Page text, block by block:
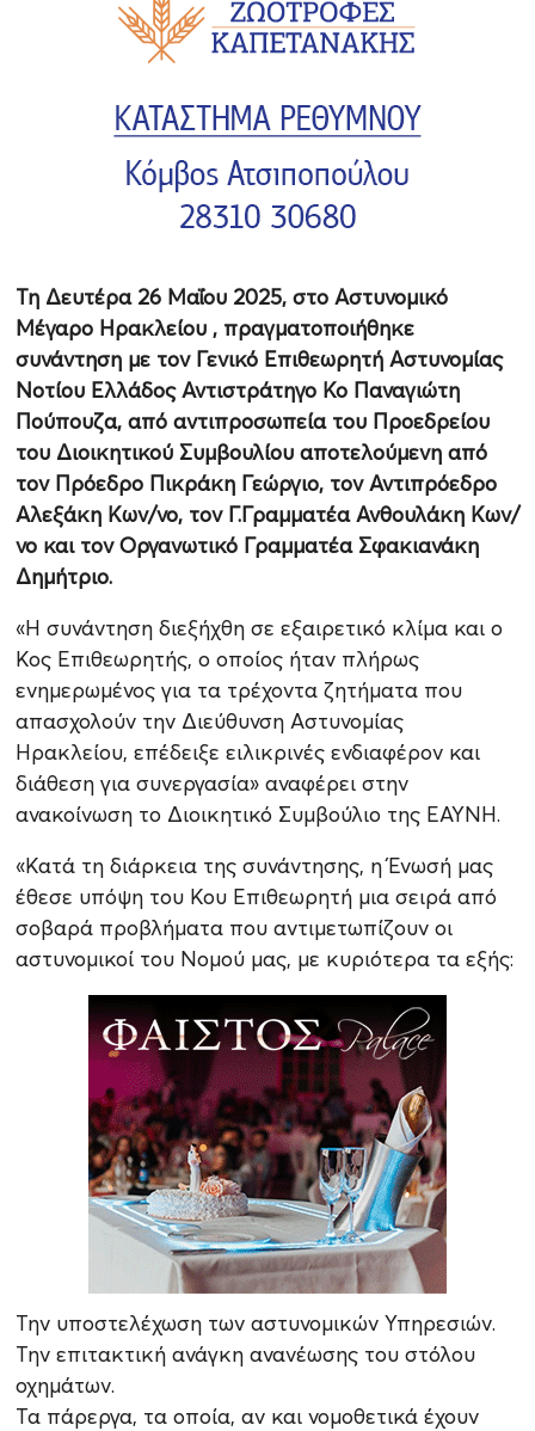
Τη Δευτέρα 26 Μαΐου 2025, στο Αστυνομικό
Μέγαρο Ηρακλείου , πραγματοποιήθηκε
συνάντηση με τον Γενικό Επιθεωρητή Αστυνομίας
Νοτίου Ελλάδος Αντιστράτηγο Κο Παναγιώτη
Πούπουζα, από αντιπροσωπεία του Προεδρείου
του Διοικητικού Συμβουλίου αποτελούμενη από
τον Πρόεδρο Πικράκη Γεώργιο, τον Αντιπρόεδρο
Αλεξάκη Κων/νο, τον Γ.Γραμματέα Ανθουλάκη Κων/
νο και τον Οργανωτικό Γραμματέα Σφακιανάκη
Δημήτριο.
«Η συνάντηση διεξήχθη σε εξαιρετικό κλίμα και ο
Κος Επιθεωρητής, ο οποίος ήταν πλήρως
ενημερωμένος για τα τρέχοντα ζητήματα που
απασχολούν την Διεύθυνση Αστυνομίας
Ηρακλείου, επέδειξε ειλικρινές ενδιαφέρον και
διάθεση για συνεργασία» αναφέρει στην
ανακοίνωση το Διοικητικό Συμβούλιο της ΕΑΥΝΗ.
«Κατά τη διάρκεια της συνάντησης, η Ένωσή μας
έθεσε υπόψη του Κου Επιθεωρητή μια σειρά από
σοβαρά προβλήματα που αντιμετωπίζουν οι
αστυνομικοί του Νομού μας, με κυριότερα τα εξής:
Την υποστελέχωση των αστυνομικών Υπηρεσιών.
Την επιτακτική ανάγκη ανανέωσης του στόλου
οχημάτων.
Τα πάρεργα, τα οποία, αν και νομοθετικά έχουν